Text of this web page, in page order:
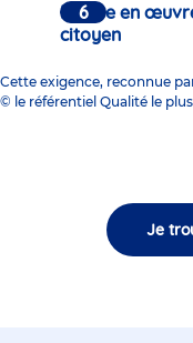
Mettre en
citoyen
Cette exigence, reconnue
© le référentiel Qualité le
Je